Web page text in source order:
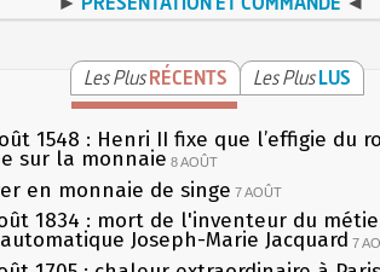
Les PlusRÉCENTS Les PlusLUS
1548 : Henri II fixe que l’effigie du
sur la monnaie 8 AOÛT
en monnaie de singe 7 AOÛT
1834 : mort de l'inventeur du
Joseph-Marie Jacquard 7